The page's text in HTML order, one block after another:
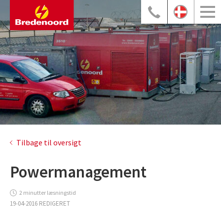
Tilbage til oversigt
Powermanagement
2 minutter læsningstid
19-04-2016 REDIGERET